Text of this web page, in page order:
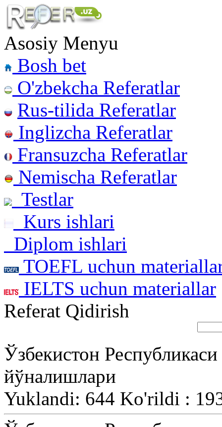
Asosiy Menyu
Bosh bet
O'zbekcha Referatlar
Rus-tilida Referatlar
Inglizcha Referatlar
Fransuzcha Referatlar
Nemischa Referatlar
Testlar
Kurs ishlari
Diplom ishlari
TOEFL uchun
IELTS uchun materiallar
Referat Qidirish
Ўзбекистон
йўналишлари
Yuklandi: 644 Ko'rildi :